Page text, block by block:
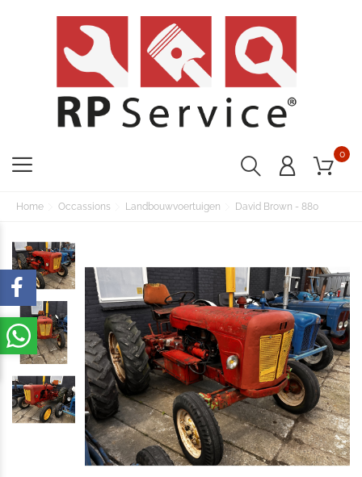
0
Home Occassions Landbouwvoertuigen David Brown - 880